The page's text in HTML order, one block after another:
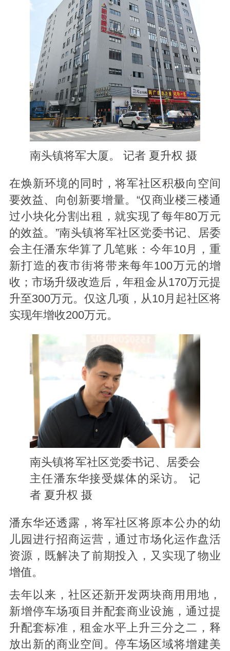
南头镇将军大厦。 记者 夏升权 摄
在焕新环境的同时，将军社区积极向空间
要效益、向创新要增量。“仅商业楼三楼通
过小块化分割出租，就实现了每年80万元
的效益。”南头镇将军社区党委书记、居委
会主任潘东华算了几笔账：今年10月，重
新打造的夜市街将带来每年100万元的增
收；市场升级改造后，年租金从170万元提
升至300万元。仅这几项，从10月起社区将
实现年增收200万元。
南头镇将军社区党委书记、居委会
主任潘东华接受媒体的采访。 记
者 夏升权 摄
潘东华还透露，将军社区将原本公办的幼
儿园进行招商运营，通过市场化运作盘活
资源，既解决了前期投入，又实现了物业
增值。
去年以来，社区还新开发两块商用用地，
新增停车场项目并配套商业设施，通过提
升配套标准，租金水平上升三分之二，释
放出新的商业空间。停车场区域将增建美